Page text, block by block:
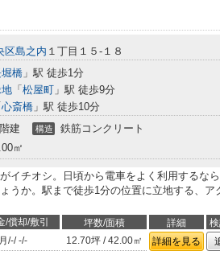
区島之内 １丁目１５-１８
橋 」駅 徒歩1分
「 松屋町 」駅 徒歩9分
心斎橋 」駅 徒歩10分
建 構造 鉄筋コンクリート
㎡
イチオシ。日頃から電車をよく利用するな
うか。駅まで徒歩1分の位置に立地する、ア
償却/敷引 坪数/面積 詳細
/-/-/- 12.70坪 / 42.00㎡ 詳細を見る